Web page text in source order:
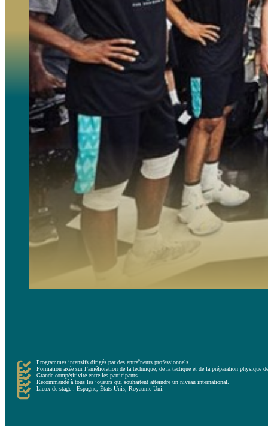
Programmes intensifs dirigés par des entraîneurs professionnels.
Formation axée sur l’amélioration de la technique, de la tactique et de la préparation physique
Grande compétitivité entre les participants.
Recommandé à tous les joueurs qui souhaitent atteindre un niveau international.
Lieux de stage : Espagne, États-Unis, Royaume-Uni.